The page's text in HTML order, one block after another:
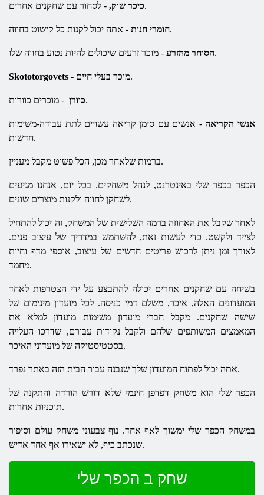
כיכר שוק,- לסחור עם שחקנים אחרים.
חומרי חנות- אתה יכול לקנות כל קישוט בחווה.
הסוחר מהזרע- מוכר זרעים שיכולים להיות נטוע בחווה שלו.
Skototorgovets - מוכר בעלי חיים.
כוורן- מוכרים כוורות.
אנשי הקריאה- אנשים עם סימן קריאה עשויים לתת עבודה-משימות
חדשות.
ברמות שלאחר מכן, הכל פשוט מקבל מעניין.
הכפר בכפר שלי באינטרנט, לנהל משחקים. בכל יום, אנחנו מגיעים
לשחקן לחווה ולקנות מוצרים שונים.
לאחר שקבל את האחוזה ברמה השלישית של המשחק, זה יכול להתחיל
לצייד ולקשט. כדי לעשות זאת, להשתמש במדריך של עיצוב פנים.
לאורך זמן ניתן לרכוש פריטים חדשים של עיצוב, אוספי מדף וחיות
מחמד.
בשיחה עם שחקנים אחרים יכולה להתבצע על ידי הצטרפות לאחד
המועדונים האלה, איכר, משלם דמי כניסה. לכל מועדון מינימום של
שישה שחקנים. מקבל חברי מועדון משימות מועדון למלא את
המאמצים המשותפים שלהם ולקבל נקודות עבורם, שדרכו העלייה
בסטטיסטיקה של מועדוני האיכר.
אתה יכול לפתוח המועדון שלך שנבנה עבור הבית הזה באתר נפרד.
הכפר שלי הוא משחק דפדפן חינמי שלא דורש הורדה והתקנה של
תוכניות אחרות.
במשחק הכפר שלי ימשוך לאף אחד. נוף צבעוני משחק עולם וסיפור
שנכתב כיף, לא ישאירו אף אחד אדיש.
שחק ב הכפר שלי